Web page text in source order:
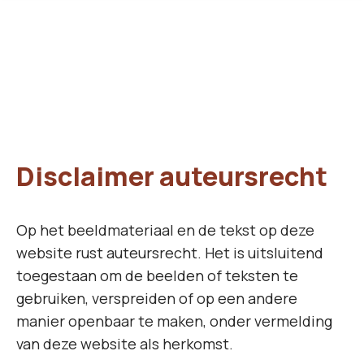
Disclaimer auteursrecht
Op het beeldmateriaal en de tekst op deze
website rust auteursrecht. Het is uitsluitend
toegestaan om de beelden of teksten te
gebruiken, verspreiden of op een andere
manier openbaar te maken, onder vermelding
van deze website als herkomst.